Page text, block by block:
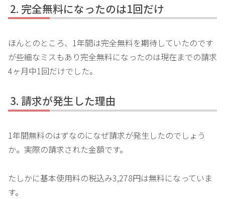
完全無料になったのは1回だけ
ほんとのところ、1年間は完全無料を期待していたのです
が些細なミスもあり完全無料になったのは現在までの請求
4ヶ月中1回だけでした。
請求が発生した理由
1年間無料のはずなのになぜ請求が発生したのでしょう
か。実際の請求された金額です。
たしかに基本使用料の税込み3,278円は無料になっていま
す。